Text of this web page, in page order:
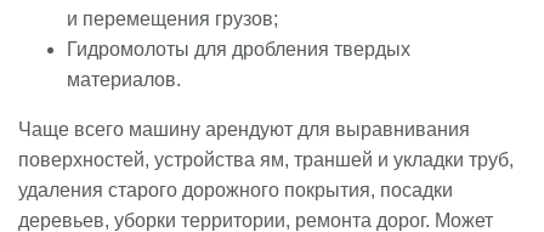
и перемещения грузов;
Гидромолоты для дробления твердых
материалов.
Чаще всего машину арендуют для выравнивания
поверхностей, устройства ям, траншей и укладки труб,
удаления старого дорожного покрытия, посадки
деревьев, уборки территории, ремонта дорог. Может